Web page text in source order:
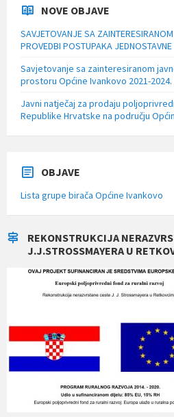
NOVE OBJAVE
SAVJETOVANJE SA
PROVEDBI POSTUPAKA
Savjetovanje sa zainteresiranom
prostoru Općine Ivankovo 2021-2024.
Javni natječaj za prodaju
Republike Hrvatske na području
OBJAVE
Lista grupe birača Općine Ivankovo
REKONSTRUKCIJA
J.J.STROSSMAYERA U